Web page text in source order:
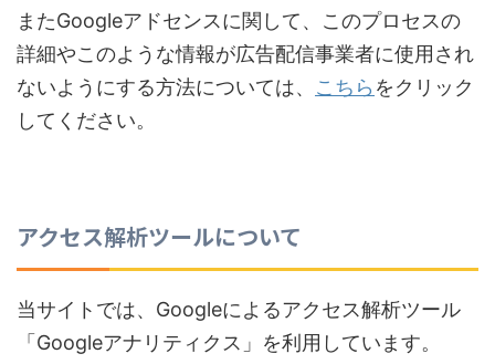
またGoogleアドセンスに関して、このプロセスの
詳細やこのような情報が広告配信事業者に使用され
ないようにする方法については、 こちら をクリック
してください。
アクセス解析ツールについて
当サイトでは、Googleによるアクセス解析ツール
「Googleアナリティクス」を利用しています。